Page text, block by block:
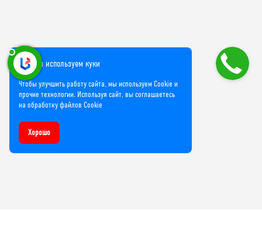
Мы используем куки
Чтобы улучшить работу сайта, мы используем Cookie и
прочие технологии. Используя сайт, вы соглашаетесь
на обработку файлов Cookie
Хорошо